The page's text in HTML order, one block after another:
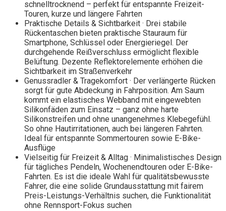
schnelltrocknend – perfekt für entspannte Freizeit-
Touren, kurze und längere Fahrten
Praktische Details & Sichtbarkeit · Drei stabile
Rückentaschen bieten praktische Stauraum für
Smartphone, Schlüssel oder Energieriegel. Der
durchgehende Reißverschluss ermöglicht flexible
Belüftung. Dezente Reflektorelemente erhöhen die
Sichtbarkeit im Straßenverkehr
Genussradler & Tragekomfort · Der verlängerte Rücken
sorgt für gute Abdeckung in Fahrposition. Am Saum
kommt ein elastisches Webband mit eingewebten
Silikonfäden zum Einsatz – ganz ohne harte
Silikonstreifen und ohne unangenehmes Klebegefühl.
So ohne Hautirritationen, auch bei längeren Fahrten.
Ideal für entspannte Sommertouren sowie E-Bike-
Ausflüge
Vielseitig für Freizeit & Alltag · Minimalistisches Design
für tägliches Pendeln, Wochenendtouren oder E-Bike-
Fahrten. Es ist die ideale Wahl für qualitätsbewusste
Fahrer, die eine solide Grundausstattung mit fairem
Preis-Leistungs-Verhältnis suchen, die Funktionalität
ohne Rennsport-Fokus suchen